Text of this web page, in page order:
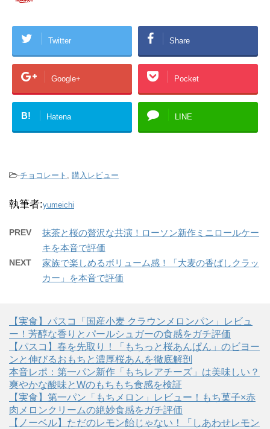
Twitter Share
Google+ Pocket
B! Hatena LINE
-チョコレート , 購入レビュー
執筆者:yumeichi
PREV
抹茶と桜の贅沢な共演！ローソン新作ミニロールケー
キを本音で評価
NEXT
家族で楽しめるボリューム感！「大麦の香ばしクラッ
カー」を本音で評価
【実食】パスコ「国産小麦 クラウンメロンパン」レビュ
ー！芳醇な香りとパールシュガーの食感をガチ評価
【パスコ】春を先取り！「もちっと桜あんぱん」のビヨー
ンと伸びるおもちと濃厚桜あんを徹底解剖
本音レポ：第一パン新作「もちレアチーズ」は美味しい？
爽やかな酸味とWのもちもち食感を検証
【実食】第一パン「もちメロン」レビュー！もち菓子×赤
肉メロンクリームの絶妙食感をガチ評価
【ノーベル】ただのレモン飴じゃない！「しあわせレモン